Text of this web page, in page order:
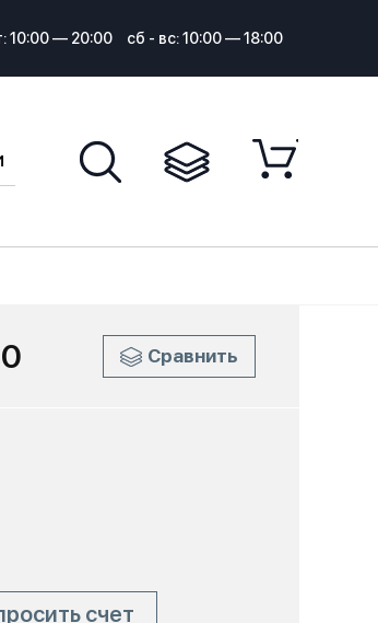
10:00 — 20:00 сб - вс: 10:00 — 18:00
Сравнить
счет